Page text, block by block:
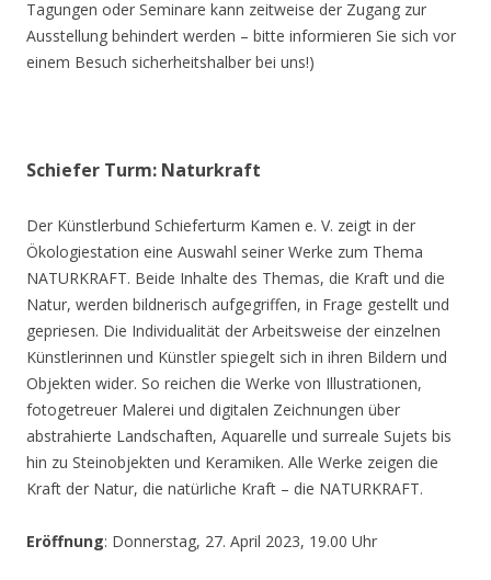
Tagungen oder Seminare kann zeitweise der Zugang zur
Ausstellung behindert werden – bitte informieren Sie sich vor
einem Besuch sicherheitshalber bei uns!)
Schiefer Turm: Naturkraft
Der Künstlerbund Schieferturm Kamen e. V. zeigt in der
Ökologiestation eine Auswahl seiner Werke zum Thema
NATURKRAFT. Beide Inhalte des Themas, die Kraft und die
Natur, werden bildnerisch aufgegriffen, in Frage gestellt und
gepriesen. Die Individualität der Arbeitsweise der einzelnen
Künstlerinnen und Künstler spiegelt sich in ihren Bildern und
Objekten wider. So reichen die Werke von Illustrationen,
fotogetreuer Malerei und digitalen Zeichnungen über
abstrahierte Landschaften, Aquarelle und surreale Sujets bis
hin zu Steinobjekten und Keramiken. Alle Werke zeigen die
Kraft der Natur, die natürliche Kraft – die NATURKRAFT.
Eröffnung: Donnerstag, 27. April 2023, 19.00 Uhr